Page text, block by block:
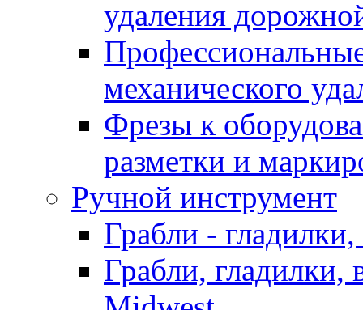
удаления
механического
Фрезы к
разметки и
Ручной инструмент
Грабли -
Грабли, гладилки,